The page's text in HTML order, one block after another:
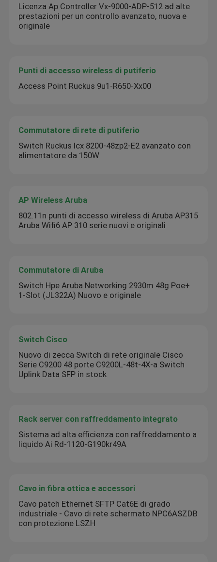
Licenza Ap Controller Vx-9000-ADP-512 ad alte
prestazioni per un controllo avanzato, nuova e
originale
Punti di accesso wireless di putiferio
Access Point Ruckus 9u1-R650-Xx00
Commutatore di rete di putiferio
Switch Ruckus Icx 8200-48zp2-E2 avanzato con
alimentatore da 150W
AP Wireless Aruba
802.11n punti di accesso wireless di Aruba AP315
Aruba Wifi6 AP 310 serie nuovi e originali
Commutatore di Aruba
Switch Hpe Aruba Networking 2930m 48g Poe+
1-Slot (JL322A) Nuovo e originale
Switch Cisco
Nuovo di zecca Switch di rete originale Cisco
Serie C9200 48 porte C9200L-48t-4X-a Switch
Uplink Data SFP in stock
Rack server con raffreddamento integrato
Sistema ad alta efficienza con raffreddamento a
liquido Ai Rd-1120-G190kr49A
Cavo in fibra ottica e accessori
Cavo patch Ethernet SFTP Cat6E di grado
industriale - Cavo di rete schermato NPC6ASZDB
con protezione LSZH